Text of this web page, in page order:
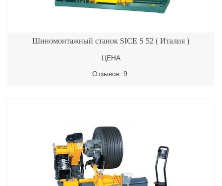
Шиномонтажный станок SICE S 52 ( Италия )
ЦЕНА
Отзывов: 9